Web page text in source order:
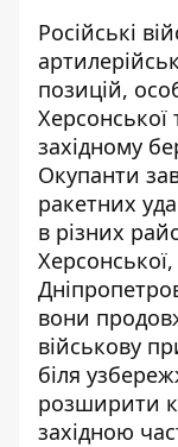
Російські
позицій,
Херсонської
західному
Окупанти
ракетних
в різних
вони
військову
біля
розширити
західною